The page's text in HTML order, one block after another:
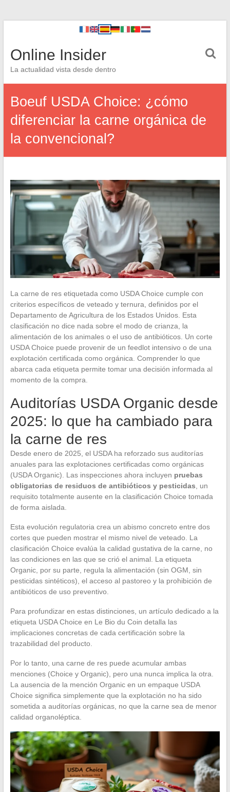
Online Insider
La actualidad vista desde dentro
Boeuf USDA Choice: ¿cómo
diferenciar la carne orgánica de
la convencional?
La carne de res etiquetada como USDA Choice cumple con
criterios específicos de veteado y ternura, definidos por el
Departamento de Agricultura de los Estados Unidos. Esta
clasificación no dice nada sobre el modo de crianza, la
alimentación de los animales o el uso de antibióticos. Un corte
USDA Choice puede provenir de un feedlot intensivo o de una
explotación certificada como orgánica. Comprender lo que
abarca cada etiqueta permite tomar una decisión informada al
momento de la compra.
Auditorías USDA Organic desde
2025: lo que ha cambiado para
la carne de res
Desde enero de 2025, el USDA ha reforzado sus auditorías
anuales para las explotaciones certificadas como orgánicas
(USDA Organic). Las inspecciones ahora incluyen pruebas
obligatorias de residuos de antibióticos y pesticidas , un
requisito totalmente ausente en la clasificación Choice tomada
de forma aislada.
Esta evolución regulatoria crea un abismo concreto entre dos
cortes que pueden mostrar el mismo nivel de veteado. La
clasificación Choice evalúa la calidad gustativa de la carne, no
las condiciones en las que se crió el animal. La etiqueta
Organic, por su parte, regula la alimentación (sin OGM, sin
pesticidas sintéticos), el acceso al pastoreo y la prohibición de
antibióticos de uso preventivo.
Para profundizar en estas distinciones, un artículo dedicado a la
etiqueta USDA Choice en Le Bio du Coin detalla las
implicaciones concretas de cada certificación sobre la
trazabilidad del producto.
Por lo tanto, una carne de res puede acumular ambas
menciones (Choice y Organic), pero una nunca implica la otra.
La ausencia de la mención Organic en un empaque USDA
Choice significa simplemente que la explotación no ha sido
sometida a auditorías orgánicas, no que la carne sea de menor
calidad organoléptica.